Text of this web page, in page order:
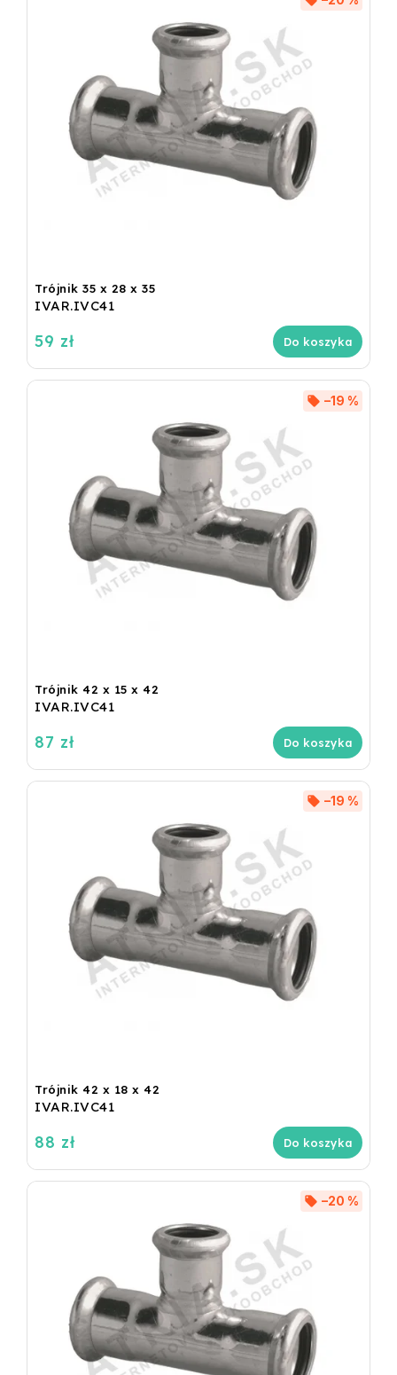
Trójnik 35 x 28 x 35
IVAR.IVC41
59 zł Do koszyka
Trójnik 42 x 15 x 42
IVAR.IVC41
–19 %
87 zł Do koszyka
Trójnik 42 x 18 x 42
IVAR.IVC41
–19 %
88 zł Do koszyka
–20 %